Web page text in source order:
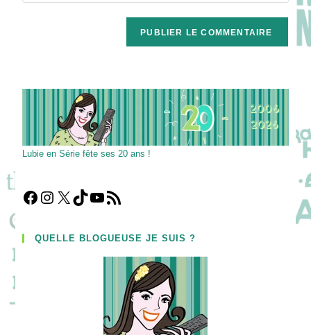
comment
Lubie en Série fête ses 20 ans !
Facebook
Instagram
X TikTokYouTube
Flux RSS
QUELLE BLOGUEUSE JE SUIS ?